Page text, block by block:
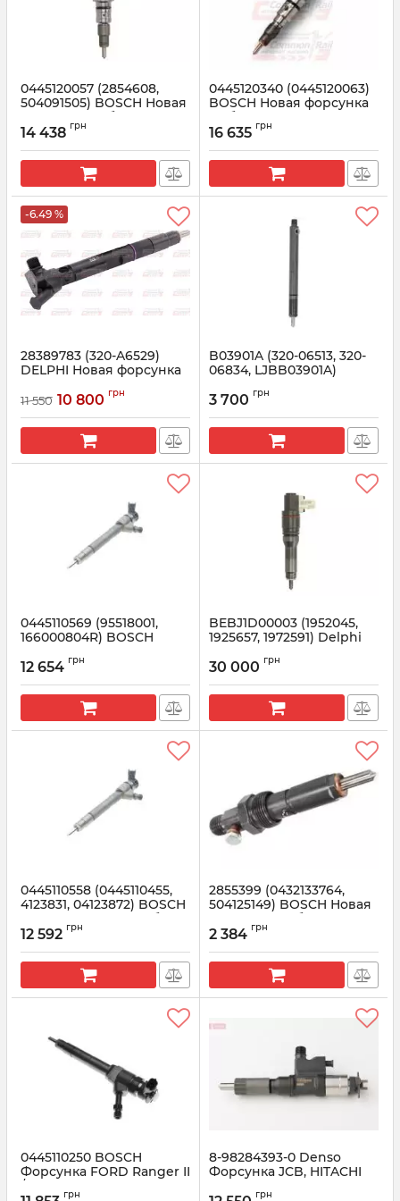
0445120057 (2854608,
504091505) BOSCH Новая
форсунка в сборе
Артикул: 0445120057
14 438 грн
0445120340 (0445120063)
BOSCH Новая форсунка
в сборе FENDT, SISU,
VALTRA
Артикул: 0445120340
16 635 грн
-6.49 %
28389783 (320-A6529)
DELPHI Новая форсунка
Артикул: 28389783
11 550 10 800 грн
B03901A (320-06513, 320-
06834, LJBB03901A)
Артикул: B03901A
3 700 грн
0445110569 (95518001,
166000804R) BOSCH
Trafic, Megane 1.6 dCi
Артикул: 0445110569
12 654 грн
BEBJ1D00003 (1952045,
1925657, 1972591) Delphi
Артикул: BEBJ1D00003
30 000 грн
0445110558 (0445110455,
4123831, 04123872) BOSCH
Новая форсунка в сборе
Артикул: 0445110558
12 592 грн
2855399 (0432133764,
504125149) BOSCH Новая
форсунка в сборе
Артикул:
2 384 грн
0445110250 BOSCH
Форсунка FORD Ranger II
/ Mazda BT-50 2.5 TDCi
грн
8-98284393-0 Denso
Форсунка JCB, HITACHI
грн